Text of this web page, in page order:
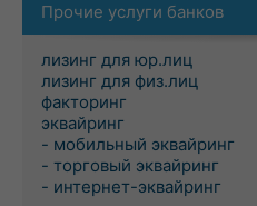
Прочие услуги банков
лизинг для юр.лиц
лизинг для физ.лиц
факторинг
эквайринг
- мобильный эквайринг
- торговый эквайринг
- интернет-эквайринг